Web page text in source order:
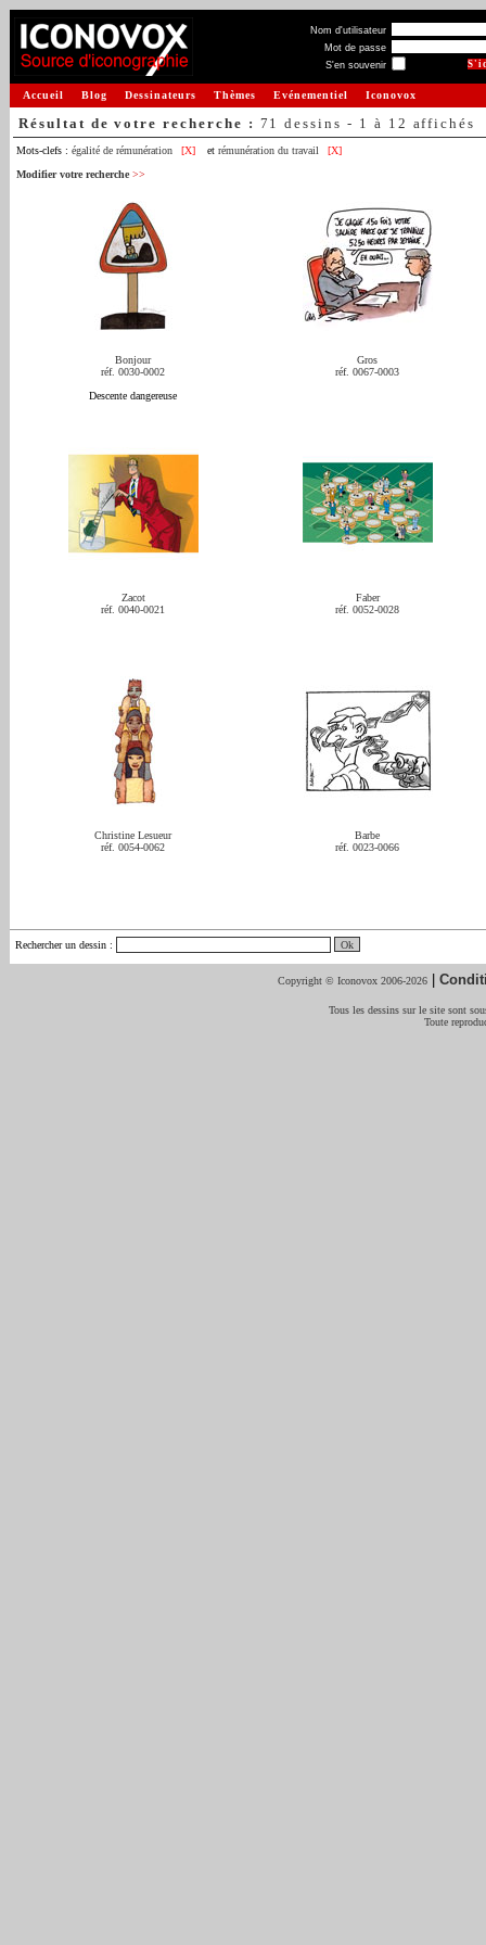
Nom d'utilisateur
Mot de passe
S'en souvenir
Accueil Blog Dessinateurs Thèmes Evénementiel Iconovox
Résultat de votre recherche : 71 dessins - 1 à 12 affichés
Mots-clefs : égalité de rémunération [X] et rémunération du travail
[X]
Modifier votre recherche >>
Bonjour
réf. 0030-0002
Descente dangereuse
Gros
réf. 0067-0003
Zacot
réf. 0040-0021
Faber
réf. 0052-0028
Christine Lesueur
réf. 0054-0062
Barbe
réf. 0023-0066
Rechercher un dessin :
Copyright © Iconovox 2006-2026 |
Tous les dessins sur le site sont
Toute